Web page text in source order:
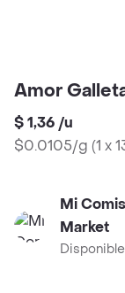
Amor
$ 1,36 /u
$0.0105/g (1 x
Mi
Market